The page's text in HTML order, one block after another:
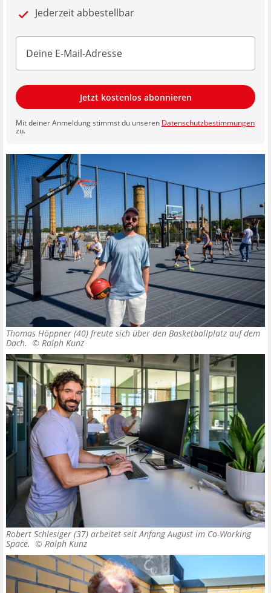
Jederzeit abbestellbar
Jetzt kostenlos abonnieren
Mit deiner Anmeldung stimmst du unseren Datenschutzbestimmungen
zu.
Thomas Höppner (40) freute sich über den Basketballplatz auf dem
Dach. © Ralph Kunz
Robert Schlesiger (37) arbeitet seit Anfang August im Co-Working
Space. © Ralph Kunz